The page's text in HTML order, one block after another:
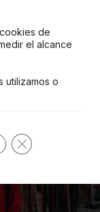
con las letras
Turi. de
el alcance
utilizamos o
Cerrar el